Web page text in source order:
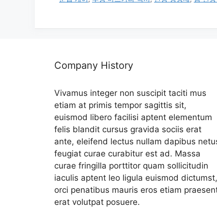
Company History
Vivamus integer non suscipit taciti mus
etiam at primis tempor sagittis sit,
euismod libero facilisi aptent elementum
felis blandit cursus gravida sociis erat
ante, eleifend lectus nullam dapibus
feugiat curae curabitur est ad. Massa
curae fringilla porttitor quam sollicitudin
iaculis aptent leo ligula euismod dictumst,
orci penatibus mauris eros etiam
erat volutpat posuere.